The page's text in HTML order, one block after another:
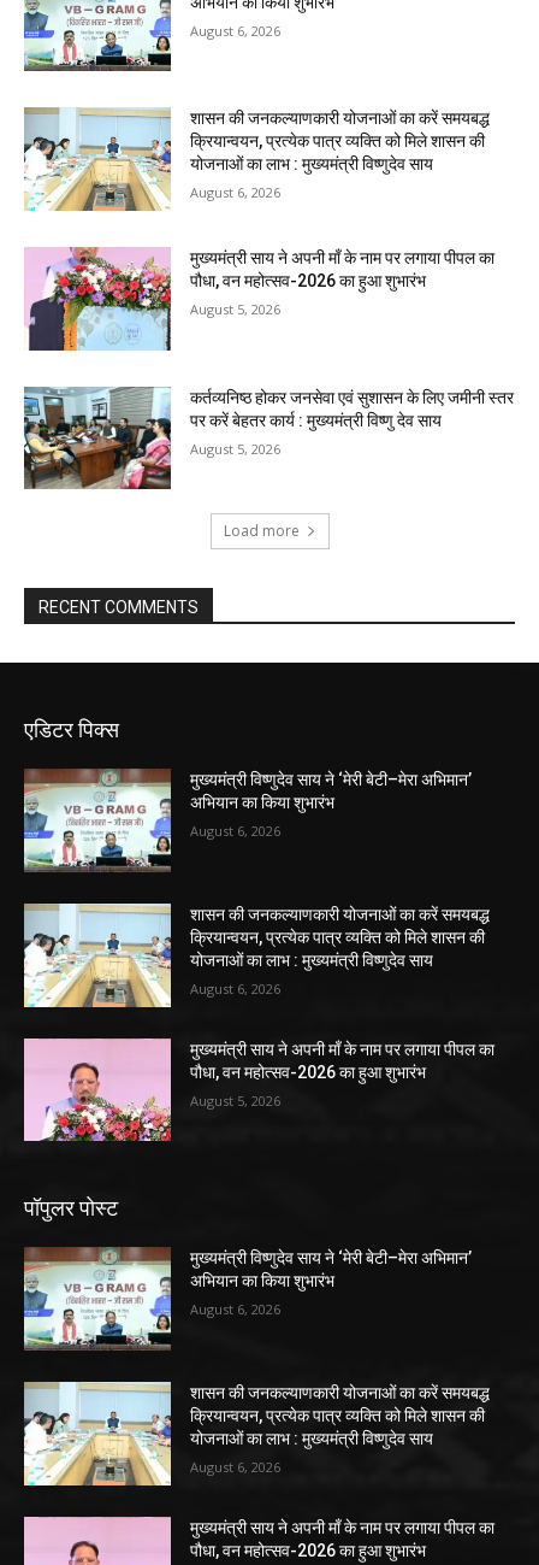
August 6, 2026
शासन की जनकल्याणकारी योजनाओं का करें समयबद्ध
क्रियान्वयन, प्रत्येक पात्र व्यक्ति को मिले शासन की
योजनाओं का लाभ : मुख्यमंत्री विष्णुदेव साय
August 6, 2026
मुख्यमंत्री साय ने अपनी माँ के नाम पर लगाया पीपल का
पौधा, वन महोत्सव-2026 का हुआ शुभारंभ
August 5, 2026
कर्तव्यनिष्ठ होकर जनसेवा एवं सुशासन के लिए जमीनी स्तर
पर करें बेहतर कार्य : मुख्यमंत्री विष्णु देव साय
August 5, 2026
Load more
RECENT COMMENTS
एडिटर पिक्स
मुख्यमंत्री विष्णुदेव साय ने ‘मेरी बेटी–मेरा अभिमान’
अभियान का किया शुभारंभ
August 6, 2026
शासन की जनकल्याणकारी योजनाओं का करें समयबद्ध
क्रियान्वयन, प्रत्येक पात्र व्यक्ति को मिले शासन की
योजनाओं का लाभ : मुख्यमंत्री विष्णुदेव साय
August 6, 2026
मुख्यमंत्री साय ने अपनी माँ के नाम पर लगाया पीपल का
पौधा, वन महोत्सव-2026 का हुआ शुभारंभ
August 5, 2026
पॉपुलर पोस्ट
मुख्यमंत्री विष्णुदेव साय ने ‘मेरी बेटी–मेरा अभिमान’
अभियान का किया शुभारंभ
August 6, 2026
शासन की जनकल्याणकारी योजनाओं का करें समयबद्ध
क्रियान्वयन, प्रत्येक पात्र व्यक्ति को मिले शासन की
योजनाओं का लाभ : मुख्यमंत्री विष्णुदेव साय
August 6, 2026
मुख्यमंत्री साय ने अपनी माँ के नाम पर लगाया पीपल का
पौधा, वन महोत्सव-2026 का हुआ शुभारंभ